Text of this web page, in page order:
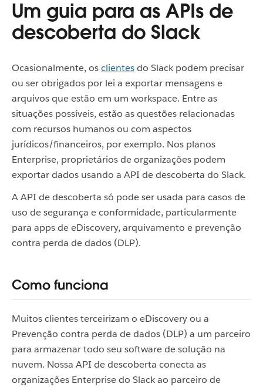
Um guia para as APIs de
descoberta do Slack
Ocasionalmente, osclientesdo Slack podem precisar
ou ser obrigados por lei a exportar mensagens e
arquivos que estão em um workspace. Entre as
situações possíveis, estão as questões relacionadas
com recursos humanos ou com aspectos
jurídicos/financeiros, por exemplo. Nos planos
Enterprise, proprietários de organizações podem
exportar dados usando a API de descoberta do Slack.
A API de descoberta só pode ser usada para casos de
uso de segurança e conformidade, particularmente
para apps de eDiscovery, arquivamento e prevenção
contra perda de dados (DLP).
Como funciona
Muitos clientes terceirizam o eDiscovery ou a
Prevenção contra perda de dados (DLP) a um parceiro
para armazenar todo seu software de solução na
nuvem. Nossa API de descoberta conecta as
organizações Enterprise do Slack ao parceiro de